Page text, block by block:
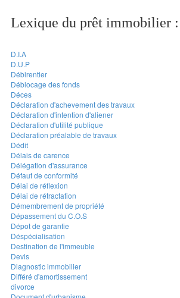
Lexique du prêt immobilier
D.I.A
D.U.P
Débirentier
Déblocage des fonds
Déces
Déclaration d'achevement des travaux
Déclaration d'intention d'aliener
Déclaration d'utilité publique
Déclaration préalable de travaux
Dédit
Délais de carence
Délégation d'assurance
Défaut de conformité
Délai de réflexion
Délai de rétractation
Démembrement de propriété
Dépassement du C.O.S
Dépot de garantie
Déspécialisation
Destination de l'immeuble
Devis
Diagnostic immobilier
Différé d'amortissement
divorce